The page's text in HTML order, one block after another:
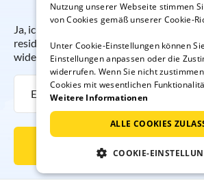
Ja, ich möchte regelmäßig per E-Mail
resido GmbH erhalten. Die Anmeldung
widerrufen.
Newsletter
Nutzung unserer Webseite stimmen
von Cookies gemäß unserer Cookie-
Unter Cookie-Einstellungen können
Einstellungen anpassen oder die
widerrufen. Wenn Sie nicht
Cookies mit wesentlichen
Weitere Informationen
ALLE COOKIES
COOKIE-